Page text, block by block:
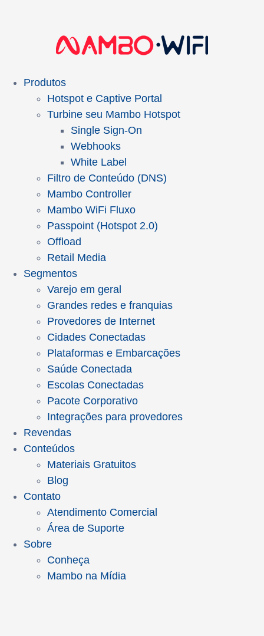
Produtos
Hotspot e Captive Portal
Turbine seu Mambo Hotspot
Single Sign-On
Webhooks
White Label
Filtro de Conteúdo (DNS)
Mambo Controller
Mambo WiFi Fluxo
Passpoint (Hotspot 2.0)
Offload
Retail Media
Segmentos
Varejo em geral
Grandes redes e franquias
Provedores de Internet
Cidades Conectadas
Plataformas e Embarcações
Saúde Conectada
Escolas Conectadas
Pacote Corporativo
Integrações para provedores
Revendas
Conteúdos
Materiais Gratuitos
Blog
Contato
Atendimento Comercial
Área de Suporte
Sobre
Conheça
Mambo na Mídia